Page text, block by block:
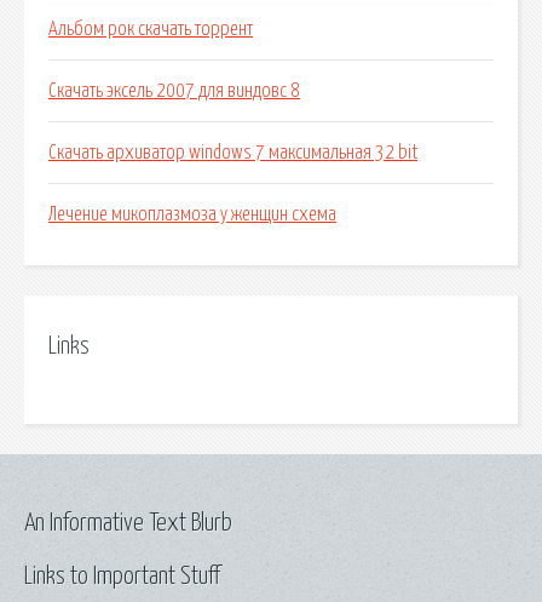
Альбом рок скачать торрент
Скачать эксель 2007 для виндовс 8
Скачать архиватор windows 7 максимальная 32 bit
Лечение микоплазмоза у женщин схема
Links
Links to Important Stuff
An Informative Text Blurb